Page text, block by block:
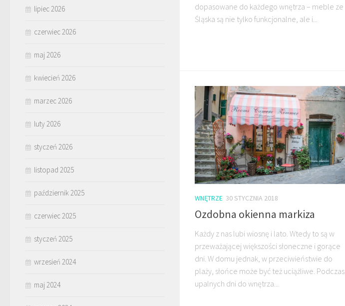
dopasowane do każdego wnętrza – meble ze
Śląska są nie tylko funkcjonalne, ale i...
WNĘTRZE 30 STYCZNIA 2018
Ozdobna okienna markiza
Każdy z nas lubi wiosnę i lato. Wtedy to są w
przeważającej większości słoneczne i gorące
dni. W domu jednak, w przeciwieństwie do
plaży, słońce może być też uciążliwe. Podczas
upalnych dni do wnętrza...
lipiec 2026
czerwiec 2026
maj 2026
kwiecień 2026
marzec 2026
luty 2026
styczeń 2026
listopad 2025
październik 2025
czerwiec 2025
styczeń 2025
wrzesień 2024
maj 2024